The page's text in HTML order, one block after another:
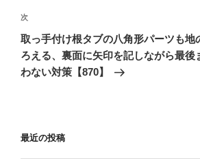
ー
シ
ョ
ン
次
の
投
稿
次
取っ手付け根タブの八角形パーツも地
ろえる、裏面に矢印を記しながら最後
わない対策【870】
最近の投稿